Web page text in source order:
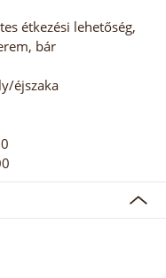
étkezési lehetőség,
bár
éjszaka